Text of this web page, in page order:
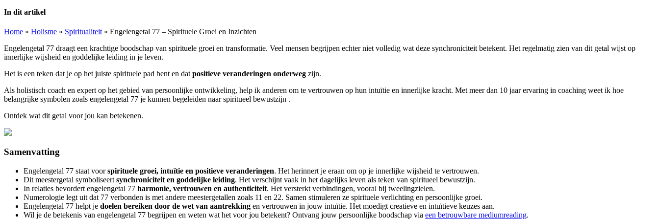
In dit artikel
Home » Holisme » Spiritualiteit » Engelengetal 77 – Spirituele Groei en Inzichten
Engelengetal 77 draagt een krachtige boodschap van spirituele groei en transformatie. Veel mensen begrijpen echter niet volledig wat deze synchroniciteit betekent. Het regelmatig zien van dit getal wijst op
innerlijke wijsheid en goddelijke leiding in je leven.
Het is een teken dat je op het juiste spirituele pad bent en dat positieve veranderingen onderweg zijn.
Als holistisch coach en expert op het gebied van persoonlijke ontwikkeling, help ik anderen om te vertrouwen op hun intuïtie en innerlijke kracht. Met meer dan 10 jaar ervaring in coaching weet ik hoe
belangrijke symbolen zoals engelengetal 77 je kunnen begeleiden naar spiritueel bewustzijn .
Ontdek wat dit getal voor jou kan betekenen.
Samenvatting
Engelengetal 77 staat voorspirituele groei, intuïtie en positieve veranderingen. Het herinnert je eraan om op je innerlijke wijsheid te vertrouwen.
Dit meestergetal symboliseert synchroniciteit en goddelijke leiding. Het verschijnt vaak in het dagelijks leven als teken van spiritueel bewustzijn.
In relaties bevordert engelengetal 77 harmonie, vertrouwen en authenticiteit. Het versterkt verbindingen, vooral bij tweelingzielen.
Numerologie legt uit dat 77 verbonden is met andere meestergetallen zoals 11 en 22. Samen stimuleren ze spirituele verlichting en persoonlijke groei.
Engelengetal 77 helpt je doelen bereiken door de wet van aantrekking en vertrouwen in jouw intuïtie. Het moedigt creatieve en intuïtieve keuzes aan.
Wil je de betekenis van engelengetal 77 begrijpen en weten wat het voor jou betekent? Ontvang jouw persoonlijke boodschap via een betrouwbare mediumreading.